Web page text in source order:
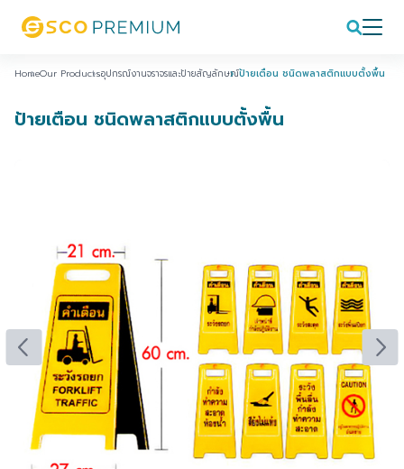
HomeOur Productsอุปกรณ์งานจราจรและป้ายสัญลักษณ์ป้ายเตือน ชนิดพลาสติกแบบตั้งพื้น
ป้ายเตือน ชนิดพลาสติกแบบตั้งพื้น